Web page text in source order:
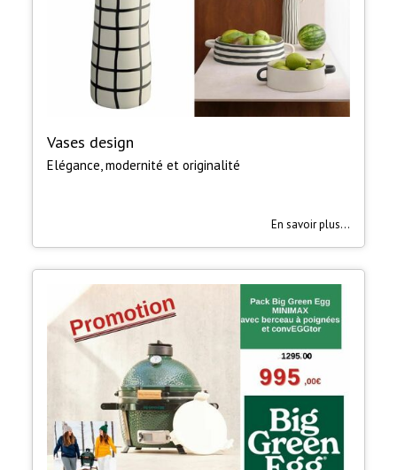
Vases design
Elégance, modernité et originalité
En savoir plus...